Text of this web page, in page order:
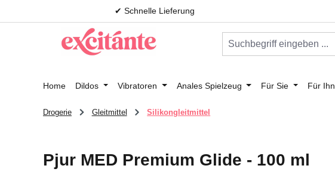
Zur Hauptnavigation springen✔ Schnelle Lieferung
Home Dildos Vibratoren Anales Spielzeug Für Sie Für Ihn
Drogerie Gleitmittel Silikongleitmittel
Pjur MED Premium Glide - 100 ml